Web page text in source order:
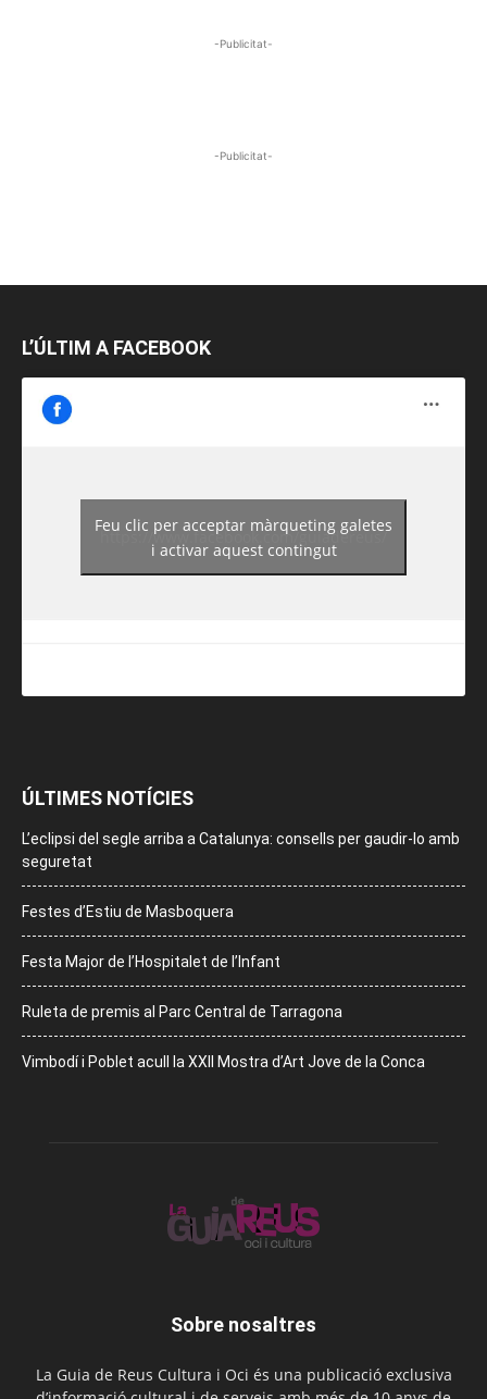
-Publicitat-
-Publicitat-
L’ÚLTIM A FACEBOOK
https://www.facebook.com/guiadereus/
Feu clic per acceptar màrqueting galetes
i activar aquest contingut
ÚLTIMES NOTÍCIES
L’eclipsi del segle arriba a Catalunya: consells per gaudir-lo amb
seguretat
Festes d’Estiu de Masboquera
Festa Major de l’Hospitalet de l’Infant
Ruleta de premis al Parc Central de Tarragona
Vimbodí i Poblet acull la XXII Mostra d’Art Jove de la Conca
Sobre nosaltres
La Guia de Reus Cultura i Oci és una publicació exclusiva